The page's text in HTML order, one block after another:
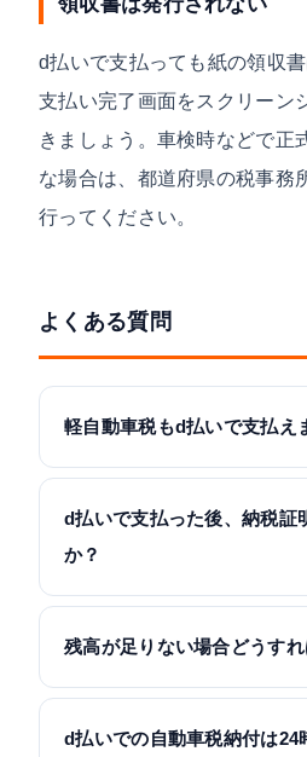
d払いで支払っても紙の領収
支払い完了画面をスクリーン
きましょう。車検時などで正
な場合は、都道府県の税事務
行ってください。
よくある質問
軽自動車税もd払いで支払え
d払いで支払った後、納税証
か？
残高が足りない場合どうす
d払いでの自動車税納付は24